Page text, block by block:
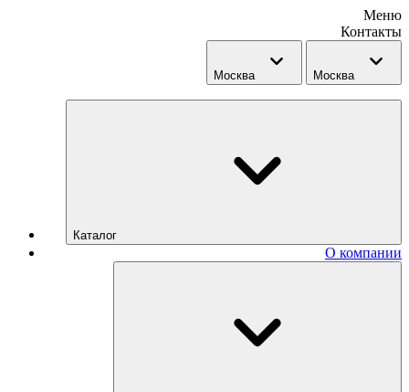
Меню
Контакты
Москва Москва
Каталог
О компании